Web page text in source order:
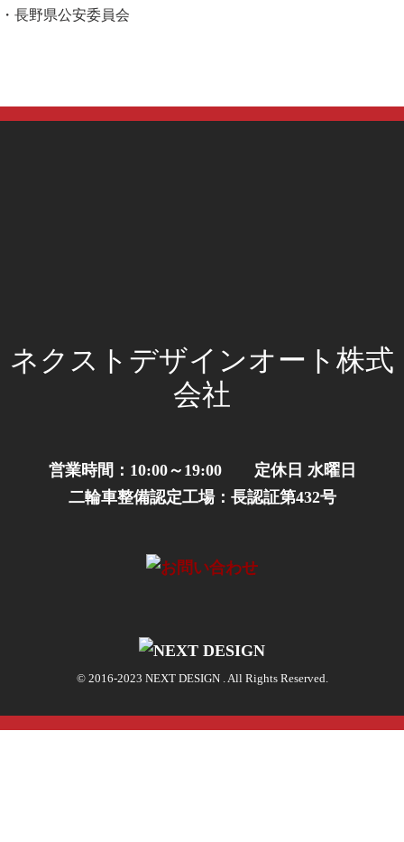
・長野県公安委員会
ネクストデザインオート株式
会社
営業時間：10:00～19:00 定休日 水曜日
二輪車整備認定工場：長認証第432号
© 2016-2023 NEXT DESIGN . All Rights Reserved.